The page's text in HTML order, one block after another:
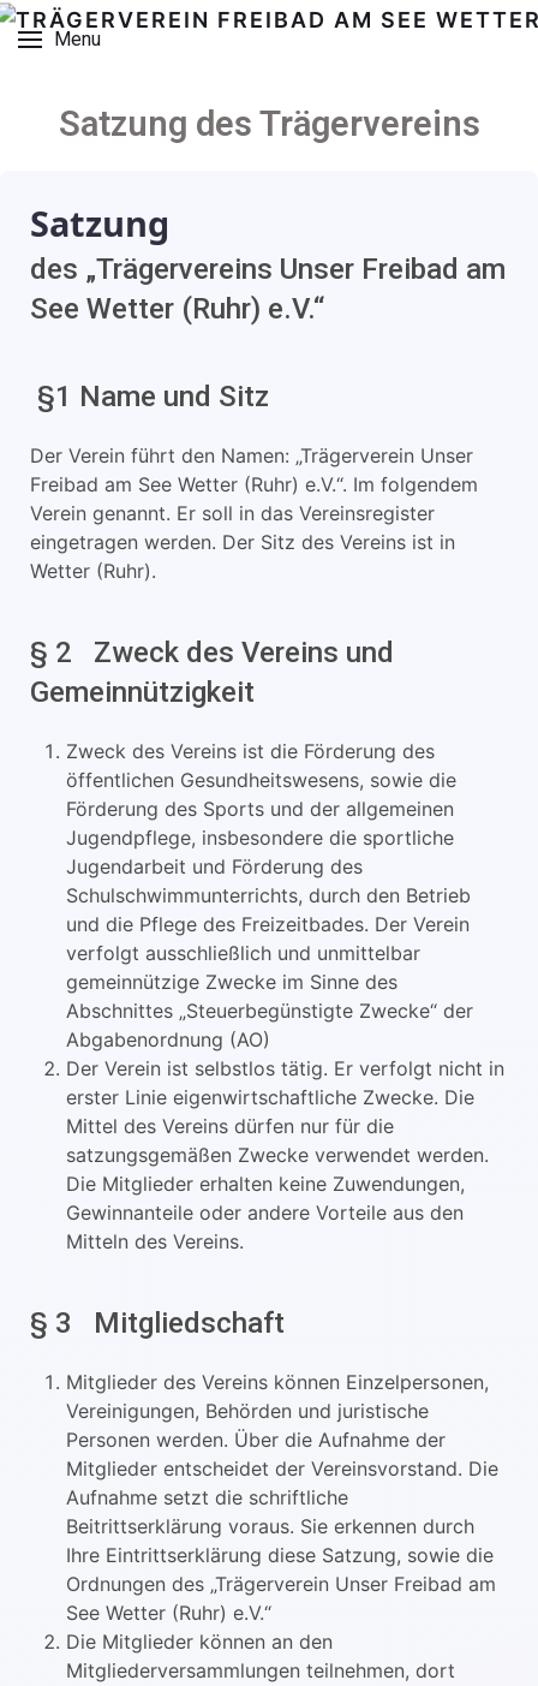
Menu
Satzung des Trägervereins
Satzung
des „Trägervereins Unser Freibad am
See Wetter (Ruhr) e.V.“
§1 Name und Sitz
Der Verein führt den Namen: „Trägerverein Unser
Freibad am See Wetter (Ruhr) e.V.“. Im folgendem
Verein genannt. Er soll in das Vereinsregister
eingetragen werden. Der Sitz des Vereins ist in
Wetter (Ruhr).
§ 2 Zweck des Vereins und
Gemeinnützigkeit
Zweck des Vereins ist die Förderung des
öffentlichen Gesundheitswesens, sowie die
Förderung des Sports und der allgemeinen
Jugendpflege, insbesondere die sportliche
Jugendarbeit und Förderung des
Schulschwimmunterrichts, durch den Betrieb
und die Pflege des Freizeitbades. Der Verein
verfolgt ausschließlich und unmittelbar
gemeinnützige Zwecke im Sinne des
Abschnittes „Steuerbegünstigte Zwecke“ der
Abgabenordnung (AO)
Der Verein ist selbstlos tätig. Er verfolgt nicht in
erster Linie eigenwirtschaftliche Zwecke. Die
Mittel des Vereins dürfen nur für die
satzungsgemäßen Zwecke verwendet werden.
Die Mitglieder erhalten keine Zuwendungen,
Gewinnanteile oder andere Vorteile aus den
Mitteln des Vereins.
§ 3 Mitgliedschaft
Mitglieder des Vereins können Einzelpersonen,
Vereinigungen, Behörden und juristische
Personen werden. Über die Aufnahme der
Mitglieder entscheidet der Vereinsvorstand. Die
Aufnahme setzt die schriftliche
Beitrittserklärung voraus. Sie erkennen durch
Ihre Eintrittserklärung diese Satzung, sowie die
Ordnungen des „Trägerverein Unser Freibad am
See Wetter (Ruhr) e.V.“
Die Mitglieder können an den
Mitgliederversammlungen teilnehmen, dort